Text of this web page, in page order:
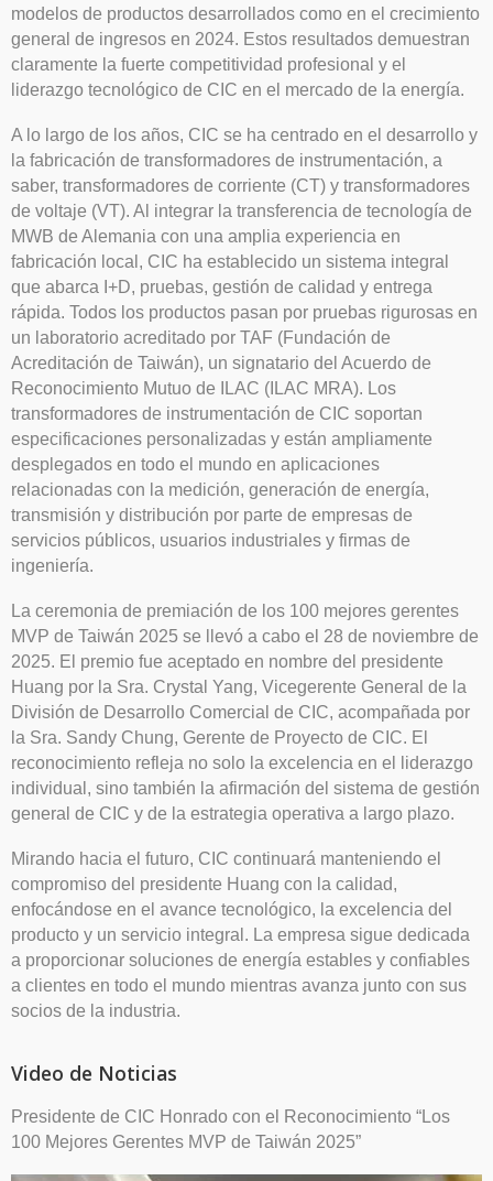
modelos de productos desarrollados como en el crecimiento
general de ingresos en 2024. Estos resultados demuestran
claramente la fuerte competitividad profesional y el
liderazgo tecnológico de CIC en el mercado de la energía.
A lo largo de los años, CIC se ha centrado en el desarrollo y
la fabricación de transformadores de instrumentación, a
saber, transformadores de corriente (CT) y transformadores
de voltaje (VT). Al integrar la transferencia de tecnología de
MWB de Alemania con una amplia experiencia en
fabricación local, CIC ha establecido un sistema integral
que abarca I+D, pruebas, gestión de calidad y entrega
rápida. Todos los productos pasan por pruebas rigurosas en
un laboratorio acreditado por TAF (Fundación de
Acreditación de Taiwán), un signatario del Acuerdo de
Reconocimiento Mutuo de ILAC (ILAC MRA). Los
transformadores de instrumentación de CIC soportan
especificaciones personalizadas y están ampliamente
desplegados en todo el mundo en aplicaciones
relacionadas con la medición, generación de energía,
transmisión y distribución por parte de empresas de
servicios públicos, usuarios industriales y firmas de
ingeniería.
La ceremonia de premiación de los 100 mejores gerentes
MVP de Taiwán 2025 se llevó a cabo el 28 de noviembre de
2025. El premio fue aceptado en nombre del presidente
Huang por la Sra. Crystal Yang, Vicegerente General de la
División de Desarrollo Comercial de CIC, acompañada por
la Sra. Sandy Chung, Gerente de Proyecto de CIC. El
reconocimiento refleja no solo la excelencia en el liderazgo
individual, sino también la afirmación del sistema de gestión
general de CIC y de la estrategia operativa a largo plazo.
Mirando hacia el futuro, CIC continuará manteniendo el
compromiso del presidente Huang con la calidad,
enfocándose en el avance tecnológico, la excelencia del
producto y un servicio integral. La empresa sigue dedicada
a proporcionar soluciones de energía estables y confiables
a clientes en todo el mundo mientras avanza junto con sus
socios de la industria.
Video de Noticias
Presidente de CIC Honrado con el Reconocimiento “Los
100 Mejores Gerentes MVP de Taiwán 2025”